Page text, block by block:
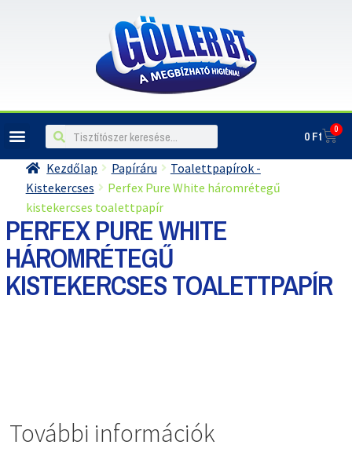
0Ft 0
Kezdőlap Papíráru
Toalettpapírok -
Kistekercses
Perfex Pure White háromrétegű
kistekercses toalettpapír
PERFEX PURE WHITE
HÁROMRÉTEGŰ
KISTEKERCSES TOALETTPAPÍR
További információk